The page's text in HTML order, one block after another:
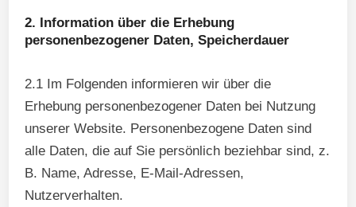
2. Information über die Erhebung
personenbezogener Daten, Speicherdauer
2.1 Im Folgenden informieren wir über die
Erhebung personenbezogener Daten bei Nutzung
unserer Website. Personenbezogene Daten sind
alle Daten, die auf Sie persönlich beziehbar sind, z.
B. Name, Adresse, E-Mail-Adressen,
Nutzerverhalten.